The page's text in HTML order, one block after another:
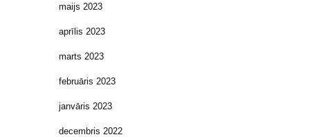
maijs 2023
aprīlis 2023
marts 2023
februāris 2023
janvāris 2023
decembris 2022